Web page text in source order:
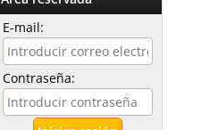
E-mail:
Contraseña: